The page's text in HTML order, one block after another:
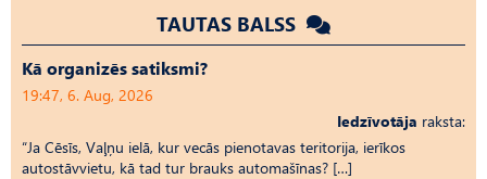
TAUTAS BALSS
Kā organizēs satiksmi?
19:47, 6. Aug, 2026
Iedzīvotāja raksta:
“Ja Cēsīs, Vaļņu ielā, kur vecās pienotavas teritorija, ierīkos
autostāvvietu, kā tad tur brauks automašīnas? […]